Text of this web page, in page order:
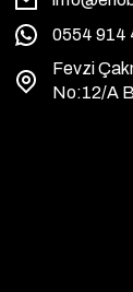
0554 914
Fevzi
No:12/A